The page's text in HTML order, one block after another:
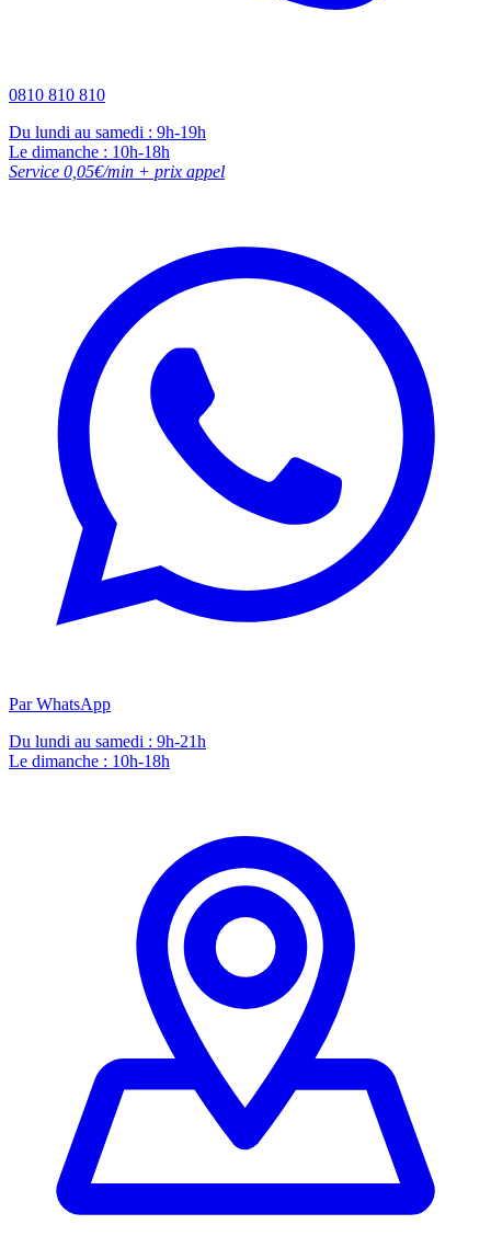
0810 810 810
Du lundi au samedi : 9h-19h
Le dimanche : 10h-18h
Service 0,05€/min + prix appel
Par WhatsApp
Du lundi au samedi : 9h-21h
Le dimanche : 10h-18h